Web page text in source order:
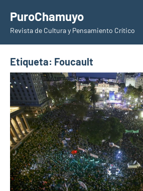
contenido
PuroChamuyo
Revista de Cultura y Pensamiento Crítico
Etiqueta: Foucault